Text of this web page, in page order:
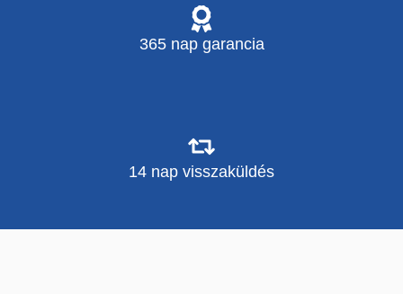
365 nap garancia
14 nap visszaküldés